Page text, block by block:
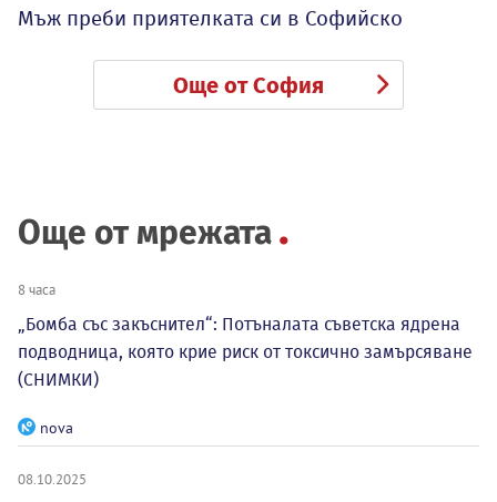
Мъж преби приятелката си в Софийско
Още от София
Още от мрежата
8 часа
„Бомба със закъснител“: Потъналата съветска ядрена
подводница, която крие риск от токсично замърсяване
(СНИМКИ)
nova
08.10.2025